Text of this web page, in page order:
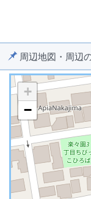
周辺地図・周辺
※ マ
+
−